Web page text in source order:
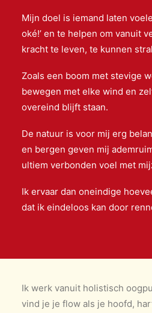
Mijn doel is iemand laten
oké!’ en te helpen om vanuit
kracht te leven, te kunnen
Zoals een boom met stevige
bewegen met elke wind en
overeind blijft staan.
De natuur is voor mij erg
en bergen geven mij
ultiem verbonden voel met
Ik ervaar dan oneindige
dat ik eindeloos kan door
Ik werk vanuit holistisch
vind je je flow als je hoofd,